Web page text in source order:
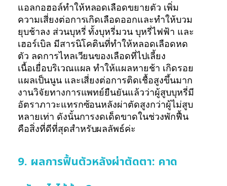
แอลกอฮอล์ทำให้หลอดเลือดขยายตัว เพิ่ม
ความเสี่ยงต่อการเกิดเลือดออกและทำให้บวม
ยุบช้าลง ส่วนบุหรี่ ทั้งบุหรี่มวน บุหรี่ไฟฟ้า และ
เฮอร์เบิล มีสารนิโคตินที่ทำให้หลอดเลือดหด
ตัว ลดการไหลเวียนของเลือดที่ไปเลี้ยง
เนื้อเยื่อบริเวณแผล ทำให้แผลหายช้า เกิดรอย
แผลเป็นนูน และเสี่ยงต่อการติดเชื้อสูงขึ้นมาก
งานวิจัยทางการแพทย์ยืนยันแล้วว่าผู้สูบบุหรี่มี
อัตราภาวะแทรกซ้อนหลังผ่าตัดสูงกว่าผู้ไม่สูบ
หลายเท่า ดังนั้นการงดเด็ดขาดในช่วงพักฟื้น
คือสิ่งที่ดีที่สุดสำหรับผลลัพธ์ค่ะ
9. ผลการฟื้นตัวหลังผ่าตัดตา: คาด